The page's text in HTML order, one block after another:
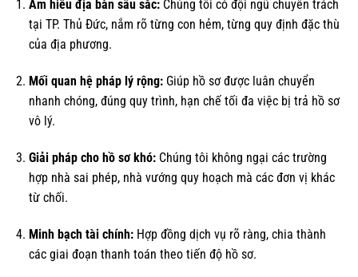
Am hiểu địa bàn sâu sắc:Chúng tôi có đội ngũ chuyên trách
tại TP. Thủ Đức, nắm rõ từng con hẻm, từng quy định đặc thù
của địa phương.
Mối quan hệ pháp lý rộng:Giúp hồ sơ được luân chuyển
nhanh chóng, đúng quy trình, hạn chế tối đa việc bị trả hồ sơ
vô lý.
Giải pháp cho hồ sơ khó:Chúng tôi không ngại các trường
hợp nhà sai phép, nhà vướng quy hoạch mà các đơn vị khác
từ chối.
Minh bạch tài chính:Hợp đồng dịch vụ rõ ràng, chia thành
các giai đoạn thanh toán theo tiến độ hồ sơ.